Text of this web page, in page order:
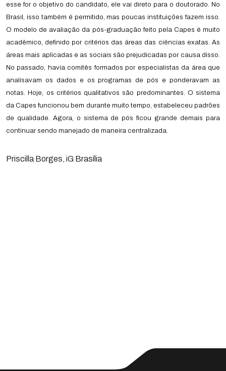
esse for o objetivo do candidato, ele vai direto para o doutorado. No
Brasil, isso também é permitido, mas poucas instituições fazem isso.
O modelo de avaliação da pós-graduação feito pela Capes é muito
acadêmico, definido por critérios das áreas das ciências exatas. As
áreas mais aplicadas e as sociais são prejudicadas por causa disso.
No passado, havia comitês formados por especialistas da área que
analisavam os dados e os programas de pós e ponderavam as
notas. Hoje, os critérios qualitativos são predominantes. O sistema
da Capes funcionou bem durante muito tempo, estabeleceu padrões
de qualidade. Agora, o sistema de pós ficou grande demais para
continuar sendo manejado de maneira centralizada.
Priscilla Borges, iG Brasília